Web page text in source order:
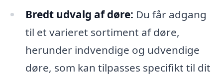
Bredt udvalg af døre: Du får adgang
til et varieret sortiment af døre,
herunder indvendige og udvendige
døre, som kan tilpasses specifikt til dit